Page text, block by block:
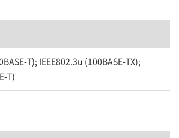
T); IEEE802.3u (100BASE-TX);
T)